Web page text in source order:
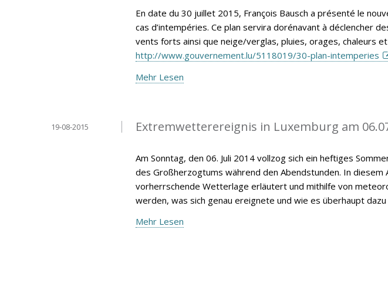
En date du 30 juillet 2015, François Bausch a présenté le
cas d’intempéries. Ce plan servira dorénavant à déclencher
vents forts ainsi que neige/verglas, pluies, orages, chaleurs
http://www.gouvernement.lu/5118019/30-plan-intemperies
Mehr Lesen
Extremwetterereignis in Luxemburg am
19-08-2015
Am Sonntag, den 06. Juli 2014 vollzog sich ein heftiges
des Großherzogtums während den Abendstunden. In diesem
vorherrschende Wetterlage erläutert und mithilfe von
werden, was sich genau ereignete und wie es überhaupt
Mehr Lesen